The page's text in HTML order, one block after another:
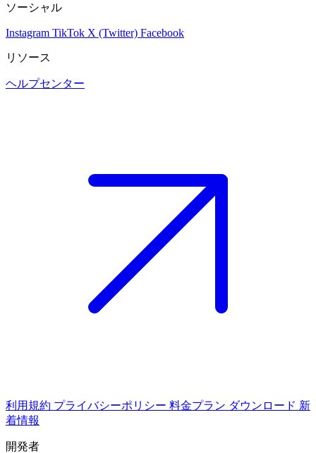
ソーシャル
Instagram TikTok X (Twitter) Facebook
リソース
ヘルプセンター
利用規約 プライバシーポリシー 料金プラン ダウンロード 新
着情報
開発者